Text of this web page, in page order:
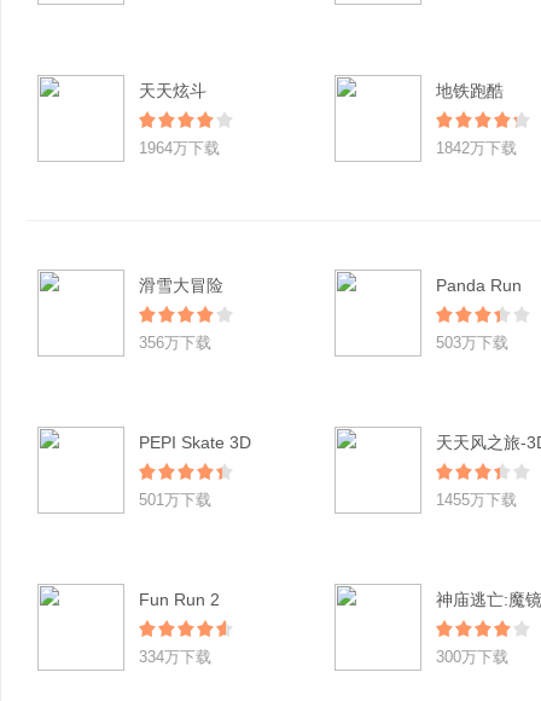
天天炫斗
1964万下载
地铁跑酷
1842万下载
滑雪大冒险
356万下载
Panda Run
503万下载
PEPI Skate 3D
501万下载 1455万下载
Fun Run 2
334万下载
神庙逃亡:魔
300万下载